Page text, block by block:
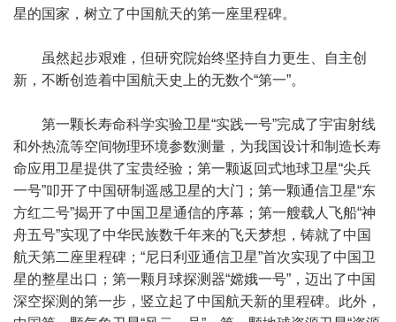
星的国家，树立了中国航天的第一座里程碑。
虽然起步艰难，但研究院始终坚持自力更生、自主创
新，不断创造着中国航天史上的无数个“第一”。
第一颗长寿命科学实验卫星“实践一号”完成了宇宙射线
和外热流等空间物理环境参数测量，为我国设计和制造长寿
命应用卫星提供了宝贵经验；第一颗返回式地球卫星“尖兵
一号”叩开了中国研制遥感卫星的大门；第一颗通信卫星“东
方红二号”揭开了中国卫星通信的序幕；第一艘载人飞船“神
舟五号”实现了中华民族数千年来的飞天梦想，铸就了中国
航天第二座里程碑；“尼日利亚通信卫星”首次实现了中国卫
星的整星出口；第一颗月球探测器“嫦娥一号”，迈出了中国
深空探测的第一步，竖立起了中国航天新的里程碑。此外，